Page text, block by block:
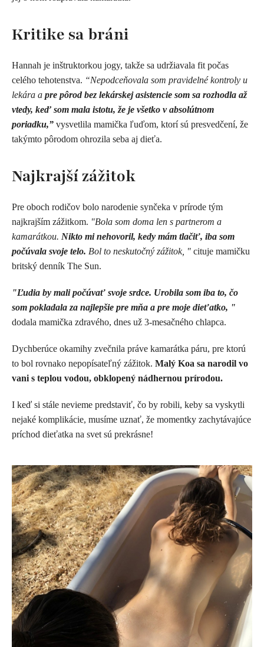
Kritike sa bráni
Hannah je inštruktorkou jogy, takže sa udržiavala fit počas
celého tehotenstva. “Nepodceňovala som pravidelné kontroly u
lekára a pre pôrod bez lekárskej asistencie som sa rozhodla až
vtedy, keď som mala istotu, že je všetko v absolútnom
poriadku,” vysvetlila mamička ľuďom, ktorí sú presvedčení, že
takýmto pôrodom ohrozila seba aj dieťa.
Najkrajší zážitok
Pre oboch rodičov bolo narodenie synčeka v prírode tým
najkrajším zážitkom. "Bola som doma len s partnerom a
kamarátkou. Nikto mi nehovoril, kedy mám tlačiť, iba som
počúvala svoje telo. Bol to neskutočný zážitok, " cituje mamičku
britský denník The Sun.
"Ľudia by mali počúvať svoje srdce. Urobila som iba to, čo
som pokladala za najlepšie pre mňa a pre moje dieťatko, "
dodala mamička zdravého, dnes už 3-mesačného chlapca.
Dychberúce okamihy zvečnila práve kamarátka páru, pre ktorú
to bol rovnako nepopísateľný zážitok. Malý Koa sa narodil vo
vani s teplou vodou, obklopený nádhernou prírodou.
I keď si stále nevieme predstaviť, čo by robili, keby sa vyskytli
nejaké komplikácie, musíme uznať, že momentky zachytávajúce
príchod dieťatka na svet sú prekrásne!